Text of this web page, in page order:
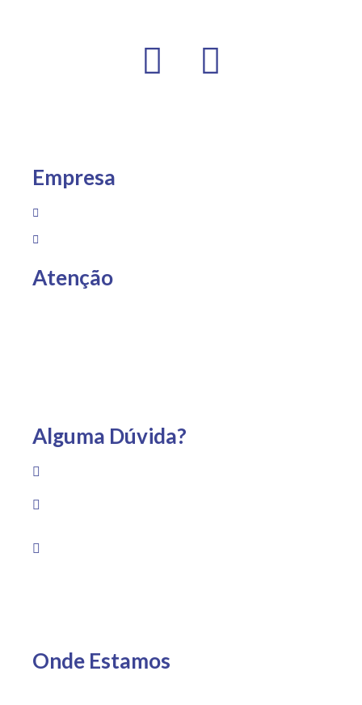
Empresa
Atenção
Alguma Dúvida?
Onde Estamos